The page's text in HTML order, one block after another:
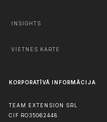
INSIGHTS
VIETNES KARTE
KORPORATĪVĀ INFORMĀCIJA
TEAM EXTENSION SRL
CIF RO35062448